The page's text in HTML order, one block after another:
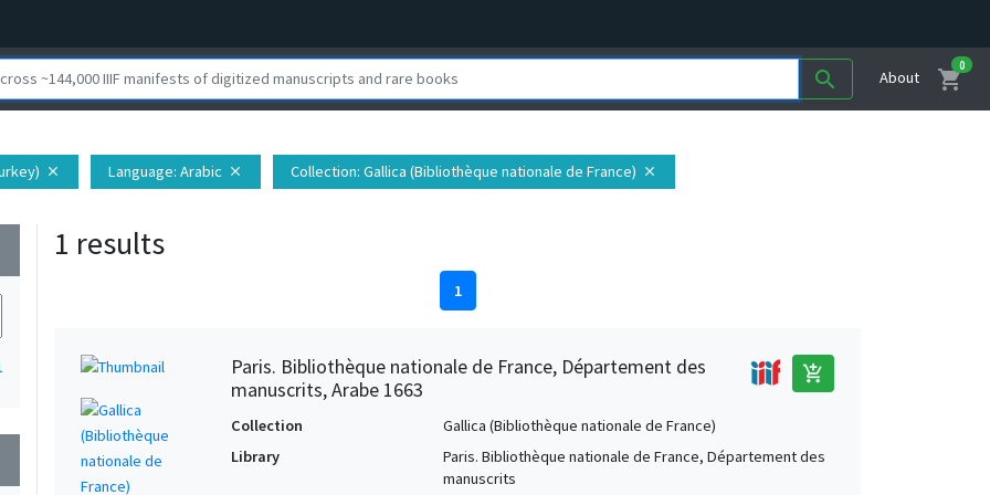
search About shopping_cart
0
close Language: Arabic close Collection: Gallica (Bibliothèque nationale de France) close
1 results
1
Paris. Bibliothèque nationale de France, Département des
manuscrits, Arabe 1663
add_shopping_cart
Collection
Gallica (Bibliothèque nationale de France)
Library
Paris. Bibliothèque nationale de France, Département des
manuscrits